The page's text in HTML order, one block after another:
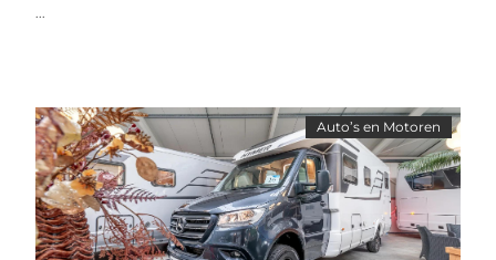
Auto’s en Motoren